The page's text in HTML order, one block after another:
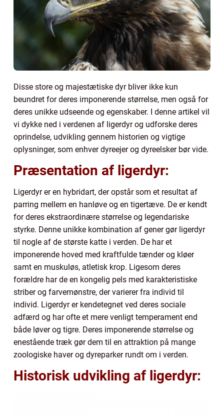
Disse store og majestætiske dyr bliver ikke kun
beundret for deres imponerende størrelse, men også for
deres unikke udseende og egenskaber. I denne artikel vil
vi dykke ned i verdenen af ligerdyr og udforske deres
oprindelse, udvikling gennem historien og vigtige
oplysninger, som enhver dyreejer og dyreelsker bør vide.
Præsentation af ligerdyr:
Ligerdyr er en hybridart, der opstår som et resultat af
parring mellem en hanløve og en tigertæve. De er kendt
for deres ekstraordinære størrelse og legendariske
styrke. Denne unikke kombination af gener gør ligerdyr
til nogle af de største katte i verden. De har et
imponerende hoved med kraftfulde tænder og kløer
samt en muskuløs, atletisk krop. Ligesom deres
forældre har de en kongelig pels med karakteristiske
striber og farvemønstre, der varierer fra individ til
individ. Ligerdyr er kendetegnet ved deres sociale
adfærd og har ofte et mere venligt temperament end
både løver og tigre. Deres imponerende størrelse og
enestående træk gør dem til en attraktion på mange
zoologiske haver og dyreparker rundt om i verden.
Historisk udvikling af ligerdyr: